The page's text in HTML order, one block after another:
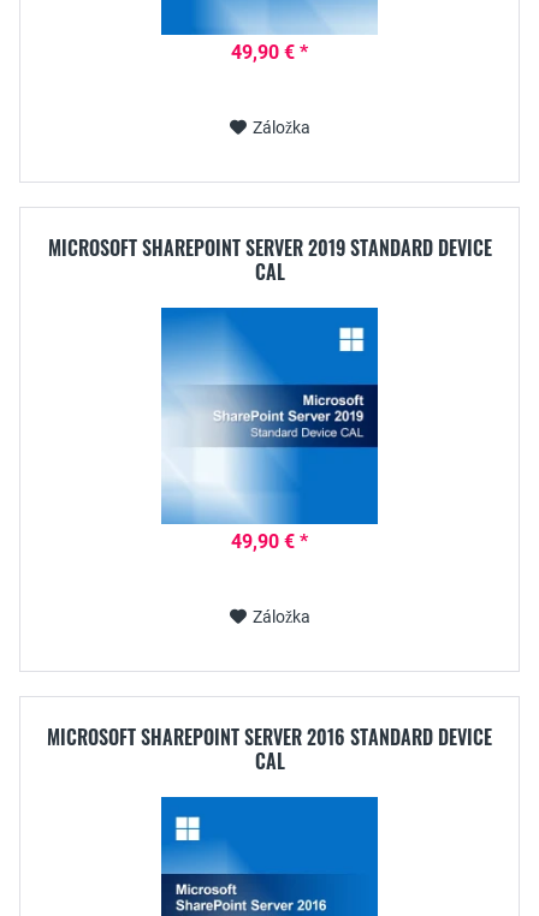
49,90 € *
Záložka
MICROSOFT SHAREPOINT SERVER 2019 STANDARD DEVICE
CAL
49,90 € *
Záložka
MICROSOFT SHAREPOINT SERVER 2016 STANDARD DEVICE
CAL